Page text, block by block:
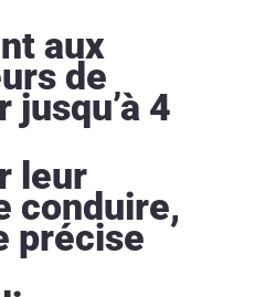
aux
de
jusqu’à 4
leur
conduire,
précise